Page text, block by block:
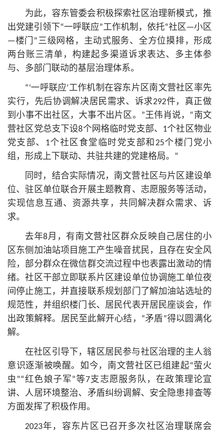
为此，容东管委会积极探索社区治理新模式，推
出党建引领下“一呼联应”工作机制，依托“社区—小区
—楼门”三级网格，主动式服务、全方位摸排，形成
两台账三清单，构建起多渠道诉求表达、多主体参
与、多部门联动的基层治理体系。
“‘一呼联应’工作机制在容东片区南文营社区率先
实行，先后协调解决居民需求、诉求292件，真正做
到小事不出社区，大事不出片区。”王伟肖说，“南文
营社区党总支下设8个网格临时党支部、1个社区物业
党支部、1个社区食堂临时党支部和25个楼门党小
组，形成上下联动、共驻共建的党建格局。”
同时，结合实际情况，南文营社区与片区建设单
位、驻区单位联合开展主题教育、志愿服务等活动，
实现信息互通、资源共享，共同解决群众需求、诉
求。
去年8月，有南文营社区群众反映自己居住的小
区东侧加油站项目施工产生噪音扰民，且存在安全风
险，部分群众在微信群交流过程中也表露出激动的情
绪。社区干部立即联系片区建设单位协调施工单位夜
间停止施工，并直接联系规划部门了解加油站选址的
规范性，并组织楼门长、居民代表开居民座谈会，作
出政策解释。居民至此解开心结，“矛盾”得以圆满化
解。
在社区引导下，辖区居民参与社区治理的主人翁
意识逐渐被唤醒。如今，南文营社区已组建起“萤火
虫”“红色娘子军”等7支志愿服务队，在政策理论宣
讲、人居环境整治、矛盾纠纷调解、安全隐患排查等
方面发挥了积极作用。
2023年，容东片区已召开多次社区治理联席会